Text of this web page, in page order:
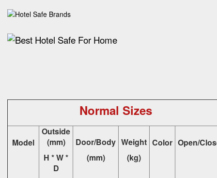
Normal Sizes
Model
Outside
(mm)
H * W *
D
Door/Body
(mm)
Weight
(kg)
Color Open/